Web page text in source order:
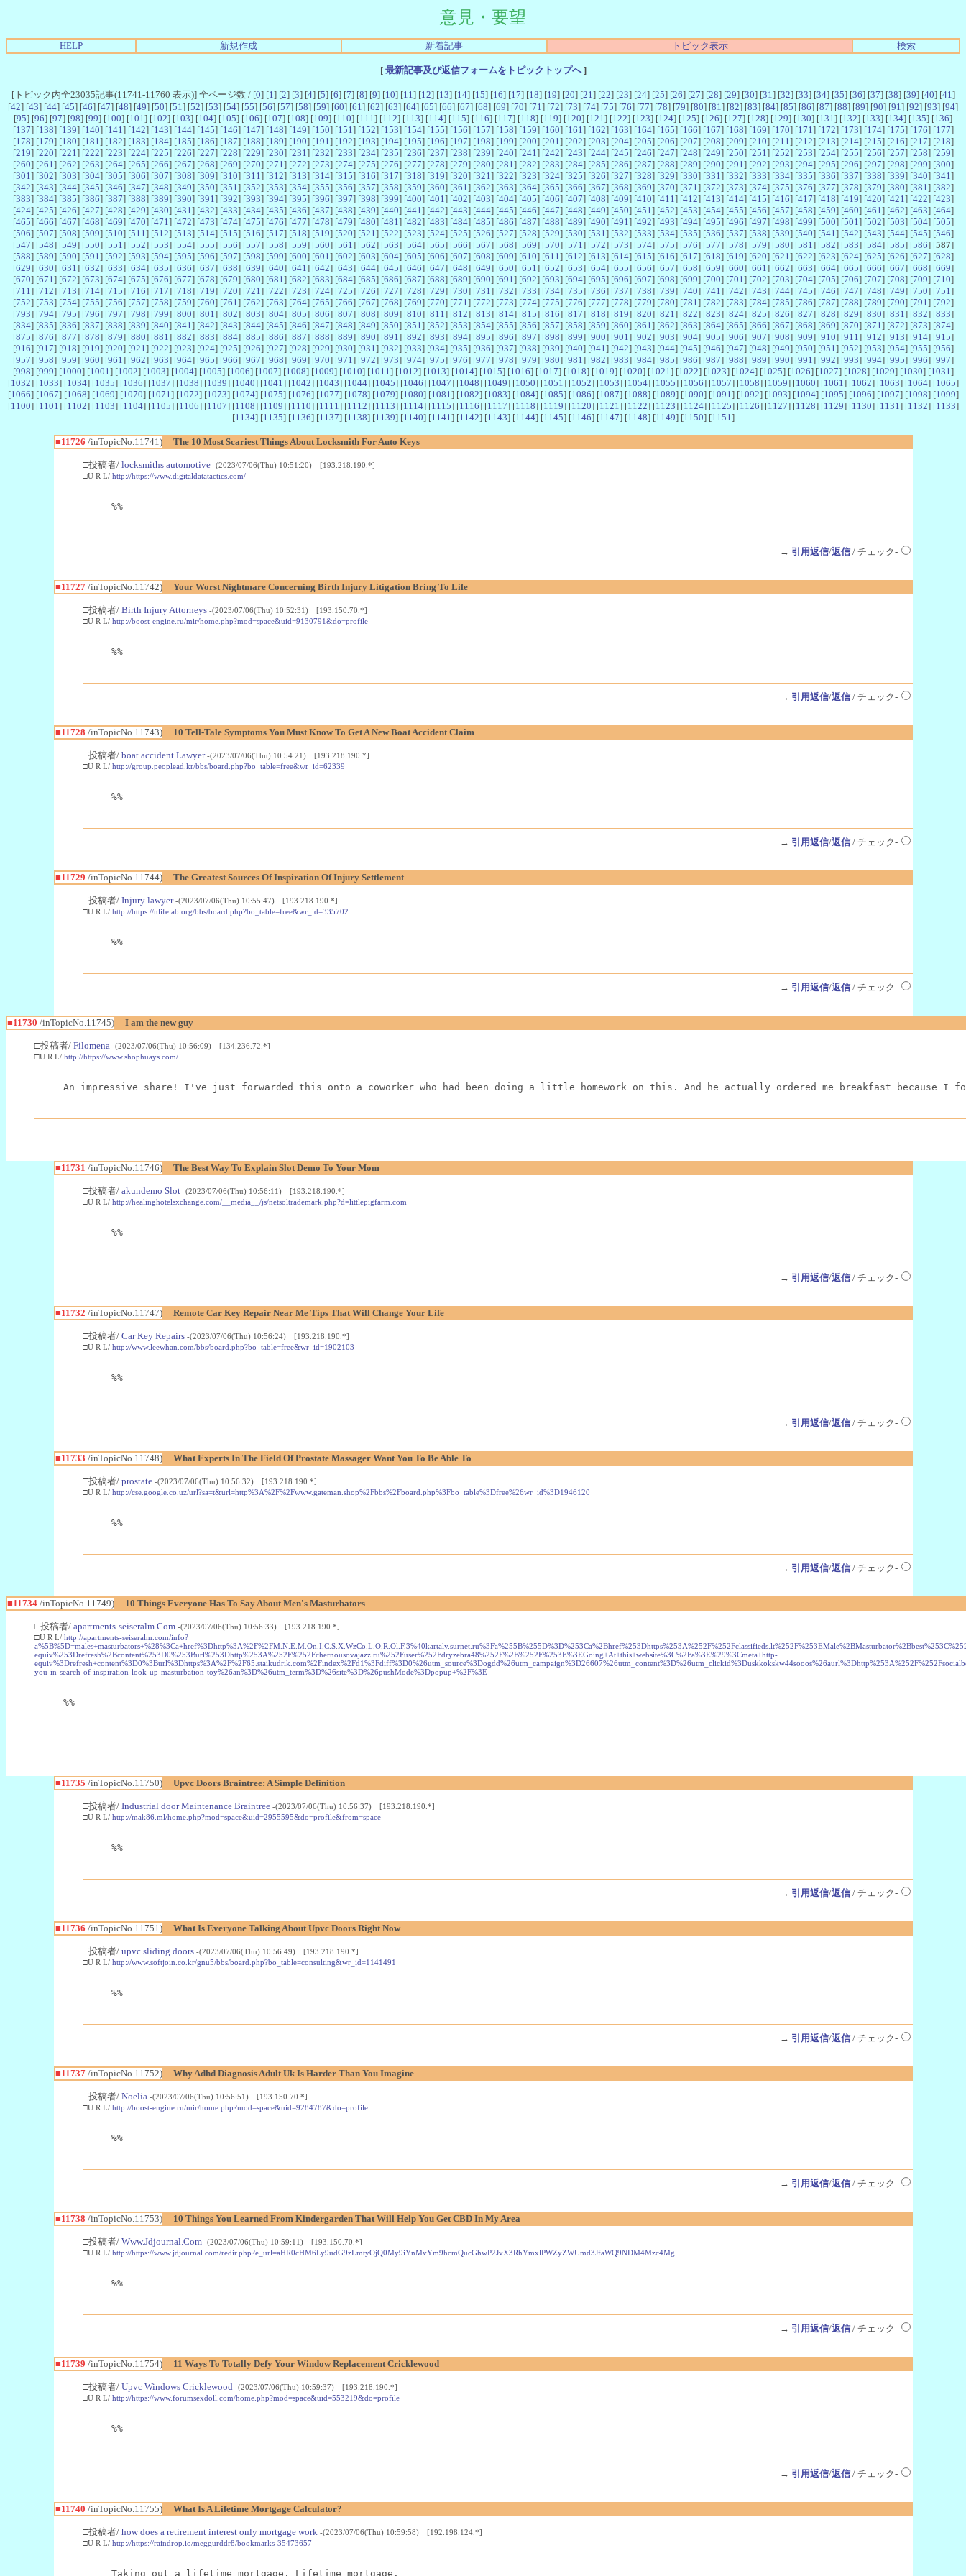
意見・要望
HELP 新規作成 新着記事 トピック表示 検索
[最新記事及び返信フォームをトピックトップへ]
[トピック内全23035記事(11741-11760 表示)] 全ページ数 / [0] [1 ] [2] [3] [4] [5] [6] [7] [8] [9] [10] [11 ] [12] [13] [14] [15] [16] [17] [18] [19] [20] [21 ] [22] [23] [24] [25] [26] [27] [28] [29] [30] [31 ] [32] [33] [34] [35] [36] [37] [38] [39] [40] [41 ]
[42] [43] [44] [45] [46] [47] [48] [49] [50] [51 ] [52] [53] [54] [55] [56] [57] [58] [59] [60] [61 ] [62] [63] [64] [65] [66] [67] [68] [69] [70] [71 ] [72] [73] [74] [75] [76] [77] [78] [79] [80] [81 ] [82] [83] [84] [85] [86] [87] [88] [89] [90] [91 ] [92] [93] [94]
[95] [96] [97] [98] [99] [100] [101 ] [102] [103] [104] [105] [106] [107] [108] [109] [110] [111 ] [112] [113] [114] [115] [116] [117] [118] [119] [120] [121 ] [122] [123] [124] [125] [126] [127] [128] [129] [130] [131 ] [132] [133] [134] [135] [136]
[137] [138] [139] [140] [141 ] [142] [143] [144] [145] [146] [147] [148] [149] [150] [151 ] [152] [153] [154] [155] [156] [157] [158] [159] [160] [161 ] [162] [163] [164] [165] [166] [167] [168] [169] [170] [171 ] [172] [173] [174] [175] [176] [177]
[178] [179] [180] [181 ] [182] [183] [184] [185] [186] [187] [188] [189] [190] [191 ] [192] [193] [194] [195] [196] [197] [198] [199] [200] [201 ] [202] [203] [204] [205] [206] [207] [208] [209] [210] [211 ] [212] [213] [214] [215] [216] [217] [218]
[219] [220] [221 ] [222] [223] [224] [225] [226] [227] [228] [229] [230] [231 ] [232] [233] [234] [235] [236] [237] [238] [239] [240] [241 ] [242] [243] [244] [245] [246] [247] [248] [249] [250] [251 ] [252] [253] [254] [255] [256] [257] [258] [259]
[260] [261 ] [262] [263] [264] [265] [266] [267] [268] [269] [270] [271 ] [272] [273] [274] [275] [276] [277] [278] [279] [280] [281 ] [282] [283] [284] [285] [286] [287] [288] [289] [290] [291 ] [292] [293] [294] [295] [296] [297] [298] [299] [300]
[301 ] [302] [303] [304] [305] [306] [307] [308] [309] [310] [311 ] [312] [313] [314] [315] [316] [317] [318] [319] [320] [321 ] [322] [323] [324] [325] [326] [327] [328] [329] [330] [331 ] [332] [333] [334] [335] [336] [337] [338] [339] [340] [341 ]
[342] [343] [344] [345] [346] [347] [348] [349] [350] [351 ] [352] [353] [354] [355] [356] [357] [358] [359] [360] [361 ] [362] [363] [364] [365] [366] [367] [368] [369] [370] [371 ] [372] [373] [374] [375] [376] [377] [378] [379] [380] [381 ] [382]
[383] [384] [385] [386] [387] [388] [389] [390] [391 ] [392] [393] [394] [395] [396] [397] [398] [399] [400] [401 ] [402] [403] [404] [405] [406] [407] [408] [409] [410] [411 ] [412] [413] [414] [415] [416] [417] [418] [419] [420] [421 ] [422] [423]
[424] [425] [426] [427] [428] [429] [430] [431 ] [432] [433] [434] [435] [436] [437] [438] [439] [440] [441 ] [442] [443] [444] [445] [446] [447] [448] [449] [450] [451 ] [452] [453] [454] [455] [456] [457] [458] [459] [460] [461 ] [462] [463] [464]
[465] [466] [467] [468] [469] [470] [471 ] [472] [473] [474] [475] [476] [477] [478] [479] [480] [481 ] [482] [483] [484] [485] [486] [487] [488] [489] [490] [491 ] [492] [493] [494] [495] [496] [497] [498] [499] [500] [501 ] [502] [503] [504] [505]
[506] [507] [508] [509] [510] [511 ] [512] [513] [514] [515] [516] [517] [518] [519] [520] [521 ] [522] [523] [524] [525] [526] [527] [528] [529] [530] [531 ] [532] [533] [534] [535] [536] [537] [538] [539] [540] [541 ] [542] [543] [544] [545] [546]
[547] [548] [549] [550] [551 ] [552] [553] [554] [555] [556] [557] [558] [559] [560] [561 ] [562] [563] [564] [565] [566] [567] [568] [569] [570] [571 ] [572] [573] [574] [575] [576] [577] [578] [579] [580] [581 ] [582] [583] [584] [585] [586] [587]
[588] [589] [590] [591 ] [592] [593] [594] [595] [596] [597] [598] [599] [600] [601 ] [602] [603] [604] [605] [606] [607] [608] [609] [610] [611 ] [612] [613] [614] [615] [616] [617] [618] [619] [620] [621 ] [622] [623] [624] [625] [626] [627] [628]
[629] [630] [631 ] [632] [633] [634] [635] [636] [637] [638] [639] [640] [641 ] [642] [643] [644] [645] [646] [647] [648] [649] [650] [651 ] [652] [653] [654] [655] [656] [657] [658] [659] [660] [661 ] [662] [663] [664] [665] [666] [667] [668] [669]
[670] [671 ] [672] [673] [674] [675] [676] [677] [678] [679] [680] [681 ] [682] [683] [684] [685] [686] [687] [688] [689] [690] [691 ] [692] [693] [694] [695] [696] [697] [698] [699] [700] [701 ] [702] [703] [704] [705] [706] [707] [708] [709] [710]
[711 ] [712] [713] [714] [715] [716] [717] [718] [719] [720] [721 ] [722] [723] [724] [725] [726] [727] [728] [729] [730] [731 ] [732] [733] [734] [735] [736] [737] [738] [739] [740] [741 ] [742] [743] [744] [745] [746] [747] [748] [749] [750] [751 ]
[752] [753] [754] [755] [756] [757] [758] [759] [760] [761 ] [762] [763] [764] [765] [766] [767] [768] [769] [770] [771 ] [772] [773] [774] [775] [776] [777] [778] [779] [780] [781 ] [782] [783] [784] [785] [786] [787] [788] [789] [790] [791 ] [792]
[793] [794] [795] [796] [797] [798] [799] [800] [801 ] [802] [803] [804] [805] [806] [807] [808] [809] [810] [811 ] [812] [813] [814] [815] [816] [817] [818] [819] [820] [821 ] [822] [823] [824] [825] [826] [827] [828] [829] [830] [831 ] [832] [833]
[834] [835] [836] [837] [838] [839] [840] [841 ] [842] [843] [844] [845] [846] [847] [848] [849] [850] [851 ] [852] [853] [854] [855] [856] [857] [858] [859] [860] [861 ] [862] [863] [864] [865] [866] [867] [868] [869] [870] [871 ] [872] [873] [874]
[875] [876] [877] [878] [879] [880] [881 ] [882] [883] [884] [885] [886] [887] [888] [889] [890] [891 ] [892] [893] [894] [895] [896] [897] [898] [899] [900] [901 ] [902] [903] [904] [905] [906] [907] [908] [909] [910] [911 ] [912] [913] [914] [915]
[916] [917] [918] [919] [920] [921 ] [922] [923] [924] [925] [926] [927] [928] [929] [930] [931 ] [932] [933] [934] [935] [936] [937] [938] [939] [940] [941 ] [942] [943] [944] [945] [946] [947] [948] [949] [950] [951 ] [952] [953] [954] [955] [956]
[957] [958] [959] [960] [961 ] [962] [963] [964] [965] [966] [967] [968] [969] [970] [971 ] [972] [973] [974] [975] [976] [977] [978] [979] [980] [981 ] [982] [983] [984] [985] [986] [987] [988] [989] [990] [991 ] [992] [993] [994] [995] [996] [997]
[998] [999] [1000] [1001 ] [1002] [1003] [1004] [1005] [1006] [1007] [1008] [1009] [1010] [1011 ] [1012] [1013] [1014] [1015] [1016] [1017] [1018] [1019] [1020] [1021 ] [1022] [1023] [1024] [1025] [1026] [1027] [1028] [1029] [1030] [1031 ]
[1032] [1033] [1034] [1035] [1036] [1037] [1038] [1039] [1040] [1041 ] [1042] [1043] [1044] [1045] [1046] [1047] [1048] [1049] [1050] [1051 ] [1052] [1053] [1054] [1055] [1056] [1057] [1058] [1059] [1060] [1061 ] [1062] [1063] [1064] [1065]
[1066] [1067] [1068] [1069] [1070] [1071 ] [1072] [1073] [1074] [1075] [1076] [1077] [1078] [1079] [1080] [1081 ] [1082] [1083] [1084] [1085] [1086] [1087] [1088] [1089] [1090] [1091 ] [1092] [1093] [1094] [1095] [1096] [1097] [1098] [1099]
[1100] [1101 ] [1102] [1103] [1104] [1105] [1106] [1107] [1108] [1109] [1110] [1111 ] [1112] [1113] [1114] [1115] [1116] [1117] [1118] [1119] [1120] [1121 ] [1122] [1123] [1124] [1125] [1126] [1127] [1128] [1129] [1130] [1131 ] [1132] [1133]
[1134] [1135] [1136] [1137] [1138] [1139] [1140] [1141 ] [1142] [1143] [1144] [1145] [1146] [1147] [1148] [1149] [1150] [1151 ]
■11726 /inTopicNo.11741) The 10 Most Scariest Things About Locksmith For Auto Keys
□投稿者/ locksmiths automotive -(2023/07/06(Thu) 10:51:20) [193.218.190.*]
□U R L/ http://https://www.digitaldatatactics.com/
%%
→ 引用返信/返信/ チェック-
■11727/inTopicNo.11742) Your Worst Nightmare Concerning Birth Injury Litigation Bring To Life
□投稿者/ Birth Injury Attorneys -(2023/07/06(Thu) 10:52:31) [193.150.70.*]
□U R L/ http://boost-engine.ru/mir/home.php?mod=space&uid=9130791&do=profile
%%
→ 引用返信/返信/ チェック-
■11728 /inTopicNo.11743) 10 Tell-Tale Symptoms You Must Know To Get A New Boat Accident Claim
□投稿者/ boat accident Lawyer -(2023/07/06(Thu) 10:54:21) [193.218.190.*]
□U R L/ http://group.peoplead.kr/bbs/board.php?bo_table=free&wr_id=62339
%%
→ 引用返信/返信/ チェック-
■11729 /inTopicNo.11744) The Greatest Sources Of Inspiration Of Injury Settlement
□投稿者/ Injury lawyer -(2023/07/06(Thu) 10:55:47) [193.218.190.*]
□U R L/ http://https://nlifelab.org/bbs/board.php?bo_table=free&wr_id=335702
%%
→ 引用返信/返信/ チェック-
■11730 /inTopicNo.11745) I am the new guy
□投稿者/ Filomena -(2023/07/06(Thu) 10:56:09) [134.236.72.*]
□U R L/ http://https://www.shophuays.com/
An impressive share! I've just forwarded this onto a coworker who had been doing a little homework on this. And he actually ordered me breakfast
■11731 /inTopicNo.11746) The Best Way To Explain Slot Demo To Your Mom
□投稿者/ akundemo Slot -(2023/07/06(Thu) 10:56:11) [193.218.190.*]
□U R L/ http://healinghotelsxchange.com/__media__/js/netsoltrademark.php?d=littlepigfarm.com
%%
→ 引用返信/返信/ チェック-
■11732 /inTopicNo.11747) Remote Car Key Repair Near Me Tips That Will Change Your Life
□投稿者/ Car Key Repairs -(2023/07/06(Thu) 10:56:24) [193.218.190.*]
□U R L/ http://www.leewhan.com/bbs/board.php?bo_table=free&wr_id=1902103
%%
→ 引用返信/返信/ チェック-
■11733 /inTopicNo.11748) What Experts In The Field Of Prostate Massager Want You To Be Able To
□投稿者/ prostate -(2023/07/06(Thu) 10:56:32) [193.218.190.*]
□U R L/ http://cse.google.co.uz/url?sa=t&url=http%3A%2F%2Fwww.gateman.shop%2Fbbs%2Fboard.php%3Fbo_table%3Dfree%26wr_id%3D1946120
%%
→ 引用返信/返信/ チェック-
■11734 /inTopicNo.11749) 10 Things Everyone Has To Say About Men's Masturbators
□投稿者/ apartments-seiseralm.Com -(2023/07/06(Thu) 10:56:33) [193.218.190.*]
□U R L/ http://apartments-seiseralm.com/info?
equiv%253Drefresh%2Bcontent%253D0%253Burl%253Dhttp%253A%252F%252Fchernousovajazz.ru%252Fuser%252Fdryzebra48%252F%2B%252F%253E%3EGoing+At+this+website%3C%2Fa%3E%29%3Cmeta+http-
you-in-search-of-inspiration-look-up-masturbation-toy%26an%3D%26utm_term%3D%26site%3D%26pushMode%3Dpopup+%2F%3E
%%
■11735 /inTopicNo.11750) Upvc Doors Braintree: A Simple Definition
□投稿者/ Industrial door Maintenance Braintree -(2023/07/06(Thu) 10:56:37) [193.218.190.*]
□U R L/ http://mak86.ml/home.php?mod=space&uid=2955595&do=profile&from=space
%%
→ 引用返信/返信/ チェック-
■11736 /inTopicNo.11751) What Is Everyone Talking About Upvc Doors Right Now
□投稿者/ upvc sliding doors -(2023/07/06(Thu) 10:56:49) [193.218.190.*]
□U R L/ http://www.softjoin.co.kr/gnu5/bbs/board.php?bo_table=consulting&wr_id=1141491
%%
→ 引用返信/返信/ チェック-
■11737/inTopicNo.11752) Why Adhd Diagnosis Adult Uk Is Harder Than You Imagine
□投稿者/ Noelia -(2023/07/06(Thu) 10:56:51) [193.150.70.*]
□U R L/ http://boost-engine.ru/mir/home.php?mod=space&uid=9284787&do=profile
%%
→ 引用返信/返信/ チェック-
■11738 /inTopicNo.11753) 10 Things You Learned From Kindergarden That Will Help You Get CBD In My Area
□投稿者/ Www.Jdjournal.Com -(2023/07/06(Thu) 10:59:11) [193.150.70.*]
□U R L/ http://https://www.jdjournal.com/redir.php?e_url=aHR0cHM6Ly9udG9zLmtyOjQ0My9iYnMvYm9hcmQucGhwP2JvX3RhYmxlPWZyZWUmd3JfaWQ9NDM4Mzc4Mg
%%
→ 引用返信/返信/ チェック-
■11739 /inTopicNo.11754) 11 Ways To Totally Defy Your Window Replacement Cricklewood
□投稿者/ Upvc Windows Cricklewood -(2023/07/06(Thu) 10:59:37) [193.218.190.*]
□U R L/ http://https://www.forumsexdoll.com/home.php?mod=space&uid=553219&do=profile
%%
→ 引用返信/返信/ チェック-
■11740 /inTopicNo.11755) What Is A Lifetime Mortgage Calculator?
□投稿者/ how does a retirement interest only mortgage work -(2023/07/06(Thu) 10:59:58) [192.198.124.*]
□U R L/ http://https://raindrop.io/meggurddr8/bookmarks-35473657
Taking out a lifetime mortgage. Lifetime mortgage.